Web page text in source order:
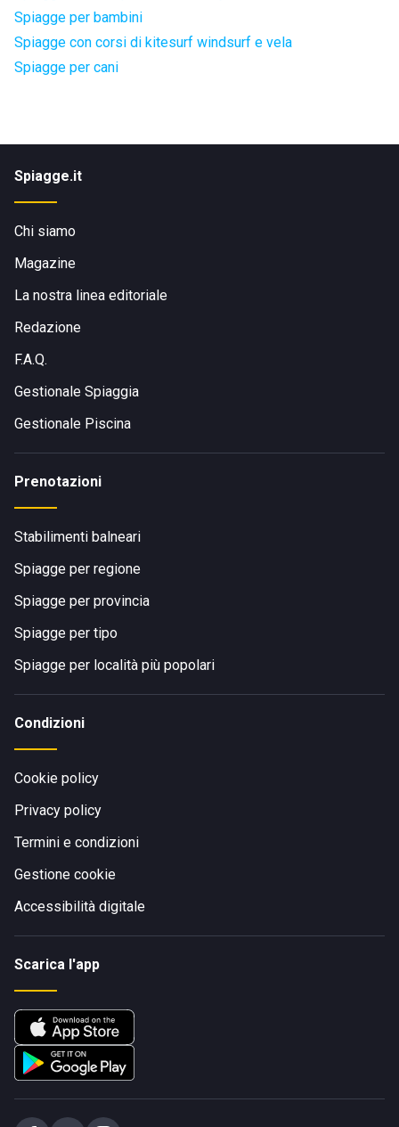
Spiagge per bambini
Spiagge con corsi di kitesurf windsurf e vela
Spiagge per cani
Spiagge.it
Chi siamo
Magazine
La nostra linea editoriale
Redazione
F.A.Q.
Gestionale Spiaggia
Gestionale Piscina
Prenotazioni
Stabilimenti balneari
Spiagge per regione
Spiagge per provincia
Spiagge per tipo
Spiagge per località più popolari
Condizioni
Cookie policy
Privacy policy
Termini e condizioni
Gestione cookie
Accessibilità digitale
Scarica l'app